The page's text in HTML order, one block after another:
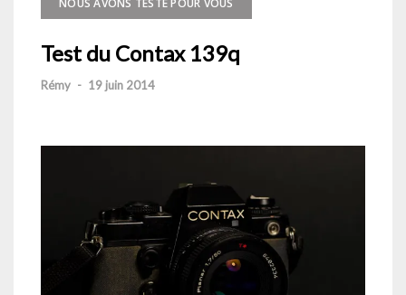
NOUS AVONS TESTÉ POUR VOUS
Test du Contax 139q
Rémy - 19 juin 2014